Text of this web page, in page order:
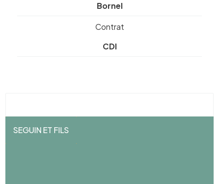
Bornel
Contrat
CDI
SEGUIN ET FILS